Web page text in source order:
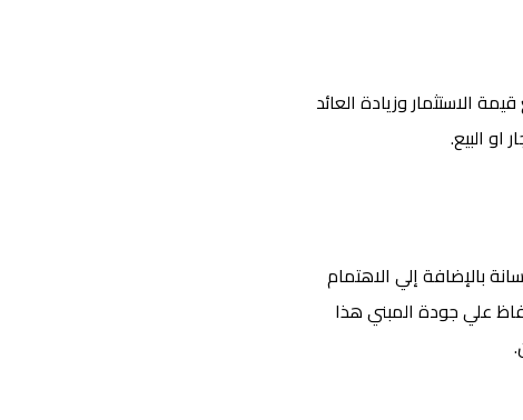
الاستثمار وزيادة العائد
البيع.
بالإضافة إلي الاهتمام
علي جودة المبني هذا